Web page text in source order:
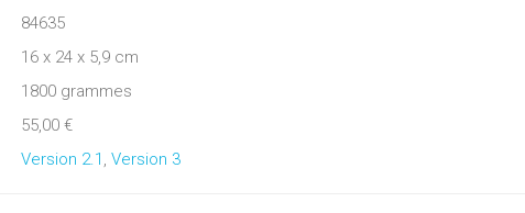
84635
16 x 24 x 5,9 cm
1800 grammes
55,00 €
Version 2.1 , Version 3